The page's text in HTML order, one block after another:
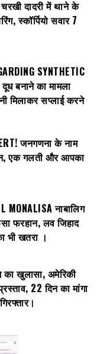
दादरी में थाने के
स्कॉर्पियो सवार 7
SYNTHETIC
बनाने का मामला
मिलाकर सप्लाई करने
जनगणना के नाम
एक गलती और आपका
MONALISA नाबालिग
फरहान, लव जिहाद
भी खतरा ।
का खुलासा, अमेरिकी
22 दिन का मांगा